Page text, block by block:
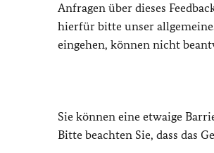
Anfragen über dieses
hierfür bitte unser
eingehen, können nicht
Sie können eine etwaige
Bitte beachten Sie, dass das